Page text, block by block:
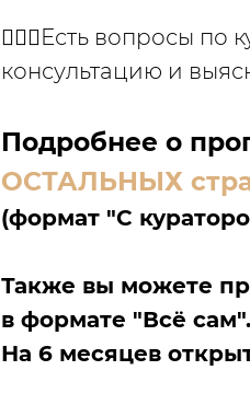
🙋🏼‍♀️Есть вопросы
консультацию и
Подробнее о
ОСТАЛЬНЫХ
(формат "С
Также вы можете
в формате "Всё сам".
На 6 месяцев